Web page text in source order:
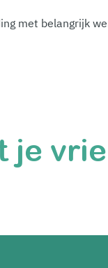
met belangrijk
je